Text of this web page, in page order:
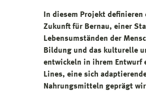
In diesem Projekt
Zukunft für Bernau, einer
Lebensumständen der
Bildung und das kulturelle
entwickeln in ihrem Entwurf
Lines, eine sich
Nahrungsmitteln geprägt